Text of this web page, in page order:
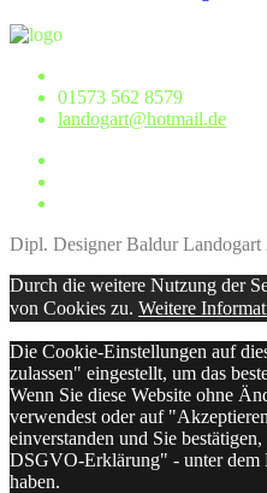
01573 562 8579
landogart@hotmail.de
Dipl. Designer Baldur Landogart
Durch die weitere Nutzung der
von Cookies zu. Weitere
Die Cookie-Einstellungen auf
zulassen" eingestellt, um das
Wenn Sie diese Website ohne
verwendest oder auf
einverstanden und Sie
DSGVO-Erklärung" - unter dem
haben.